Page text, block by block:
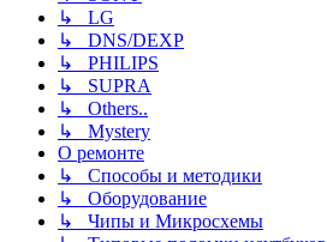
↳ LG
↳ DNS/DEXP
↳ PHILIPS
↳ SUPRA
↳ Others..
↳ Mystery
О ремонте
↳ Способы и методики
↳ Оборудование
↳ Чипы и Микросхемы